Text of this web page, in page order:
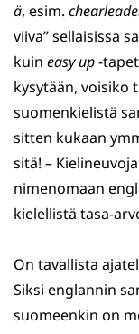
ä, esim.
viiva” sellaisissa
kuin easy up-
kysytään, voisiko
suomenkielistä
sitten kukaan
sitä! –
nimenomaan
kielellistä tasa-
On tavallista
Siksi englannin
suomeenkin on